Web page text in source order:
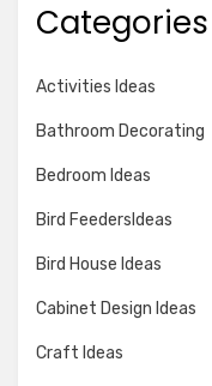
Categories
Activities Ideas
Bathroom Decorating
Bedroom Ideas
Bird FeedersIdeas
Bird House Ideas
Cabinet Design Ideas
Craft Ideas